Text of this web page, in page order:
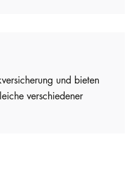
und bieten
verschiedener